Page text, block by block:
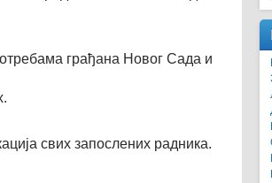
грађана Новог Сада и
свих запослених радника.